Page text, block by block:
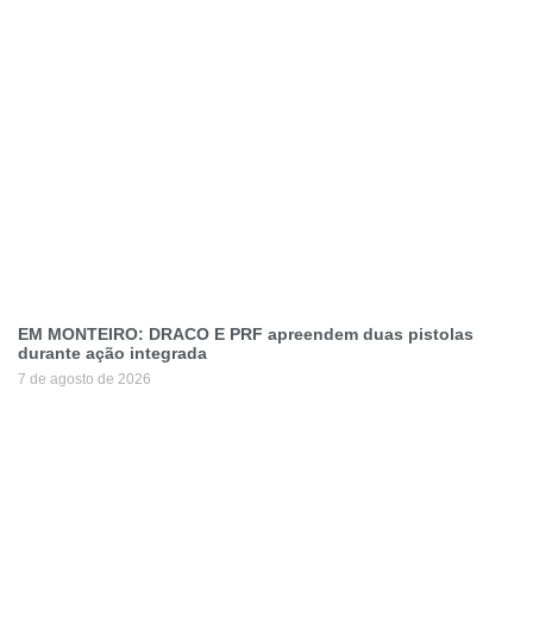
EM MONTEIRO: DRACO E PRF apreendem duas pistolas
durante ação integrada
7 de agosto de 2026